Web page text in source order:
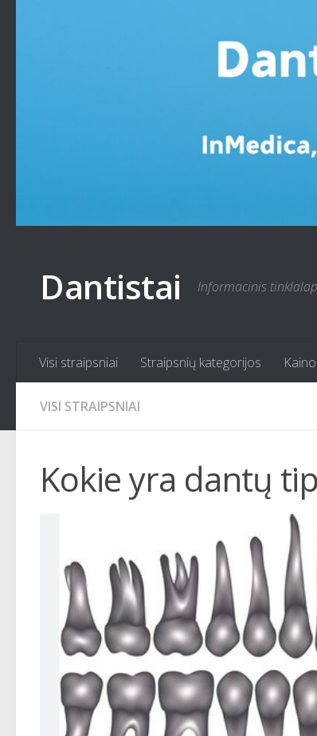
Dantistai Informacinis
Visi straipsniai Straipsnių kategorijos
VISI STRAIPSNIAI
Kokie yra dantų